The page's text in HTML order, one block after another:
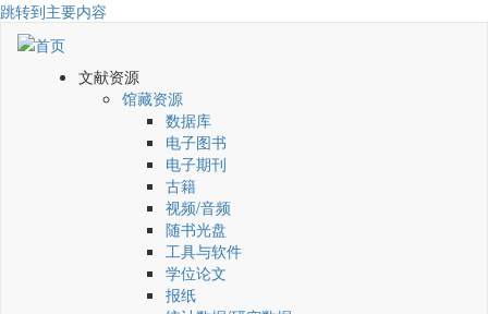
跳转到主要内容
文献资源
馆藏资源
数据库
电子图书
电子期刊
古籍
视频/音频
随书光盘
工具与软件
学位论文
报纸